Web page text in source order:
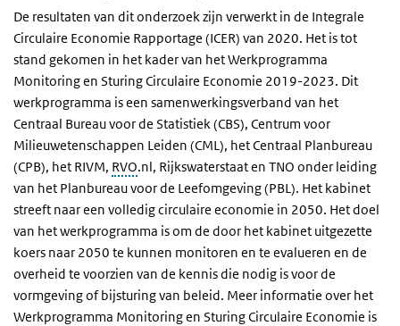
De resultaten van dit onderzoek zijn verwerkt in de Integrale
Circulaire Economie Rapportage (ICER) van 2020. Het is tot
stand gekomen in het kader van het Werkprogramma
Monitoring en Sturing Circulaire Economie 2019-2023. Dit
werkprogramma is een samenwerkingsverband van het
Centraal Bureau voor de Statistiek (CBS), Centrum voor
Milieuwetenschappen Leiden (CML), het Centraal Planbureau
(CPB), het RIVM, RVO.nl, Rijkswaterstaat en TNO onder leiding
van het Planbureau voor de Leefomgeving (PBL). Het kabinet
streeft naar een volledig circulaire economie in 2050. Het doel
van het werkprogramma is om de door het kabinet uitgezette
koers naar 2050 te kunnen monitoren en te evalueren en de
overheid te voorzien van de kennis die nodig is voor de
vormgeving of bijsturing van beleid. Meer informatie over het
Werkprogramma Monitoring en Sturing Circulaire Economie is